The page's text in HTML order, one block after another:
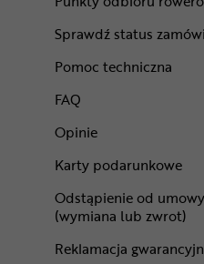
Sprawdź status
Pomoc techniczna
FAQ
Opinie
Karty podarunkowe
Odstąpienie od umowy
(wymiana lub zwrot)
Reklamacja